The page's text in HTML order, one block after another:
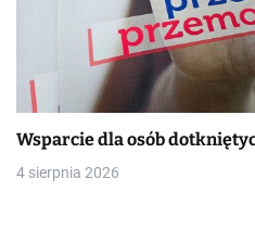
Wsparcie dla osób
4 sierpnia 2026